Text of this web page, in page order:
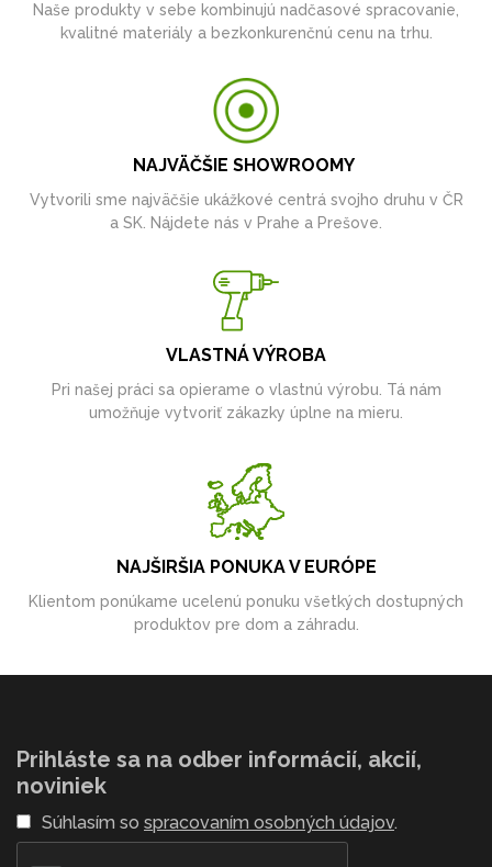
Naše produkty v sebe kombinujú nadčasové spracovanie,
kvalitné materiály a bezkonkurenčnú cenu na trhu.
NAJVÄČŠIE SHOWROOMY
Vytvorili sme najväčšie ukážkové centrá svojho druhu v ČR
a SK. Nájdete nás v Prahe a Prešove.
VLASTNÁ VÝROBA
Pri našej práci sa opierame o vlastnú výrobu. Tá nám
umožňuje vytvoriť zákazky úplne na mieru.
NAJŠIRŠIA PONUKA V EURÓPE
Klientom ponúkame ucelenú ponuku všetkých dostupných
produktov pre dom a záhradu.
Prihláste sa na odber informácií, akcií,
noviniek
Súhlasím so spracovaním osobných údajov.